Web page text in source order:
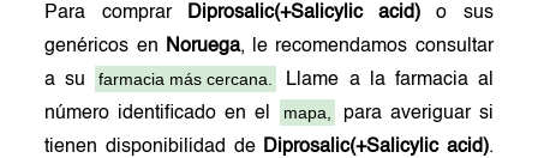
Para comprar Diprosalic(+Salicylic acid) o sus
genéricos en
Noruega, le recomendamos consultar
a su
farmacia más cercana.
Llame a la farmacia al
número identificado en el
mapa,
para averiguar si
tienen disponibilidad de Diprosalic(+Salicylic acid).